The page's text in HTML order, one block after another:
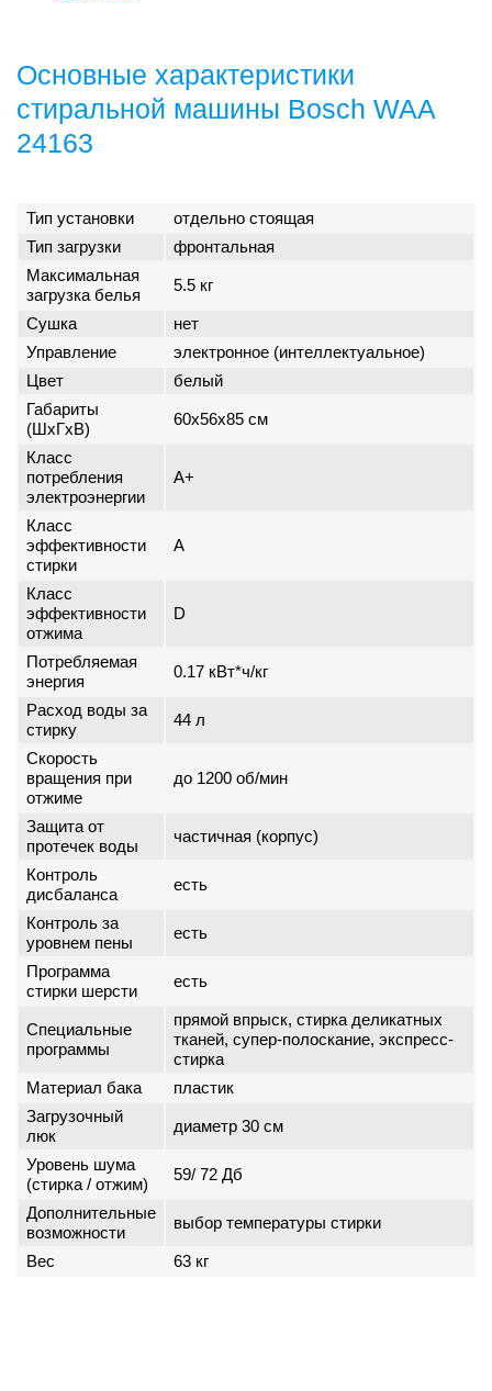
Основные характеристики
стиральной машины Bosch WAA
24163
Тип установки
отдельно стоящая
Тип загрузки
фронтальная
Максимальная
загрузка белья
5.5 кг
Сушка
нет
Управление
электронное (интеллектуальное)
Цвет
белый
Габариты
(ШxГxВ)
60x56x85 см
Класс
потребления
электроэнергии
A+
Класс
эффективности
стирки
A
Класс
эффективности
отжима
D
Потребляемая
энергия
0.17 кВт*ч/кг
Расход воды за
стирку
44 л
Скорость
вращения при
отжиме
до 1200 об/мин
Защита от
протечек воды
частичная (корпус)
Контроль
дисбаланса
есть
Контроль за
уровнем пены
есть
Программа
стирки шерсти
есть
Специальные
программы
прямой впрыск, стирка деликатных
тканей, супер-полоскание, экспресс-
стирка
Материал бака
пластик
Загрузочный
люк
диаметр 30 см
Уровень шума
(стирка / отжим)
59/ 72 Дб
Дополнительные
возможности
выбор температуры стирки
Вес 63 кг